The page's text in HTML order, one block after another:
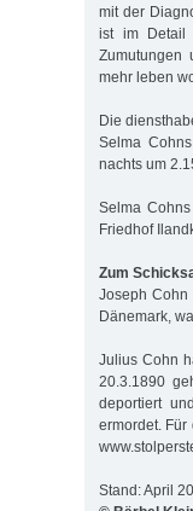
mit der
ist im Detail
Zumutungen
mehr leben
Die
Selma
nachts um
Selma
Friedhof
Zum
Joseph Cohn
Dänemark,
Julius Cohn
20.3.1890
deportiert
ermordet.
Stand: April